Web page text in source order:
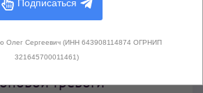
марафоны
тревоги
Подписаться
Олег Сергеевич (ИНН 643908114874 ОГРНИП
321645700011461)